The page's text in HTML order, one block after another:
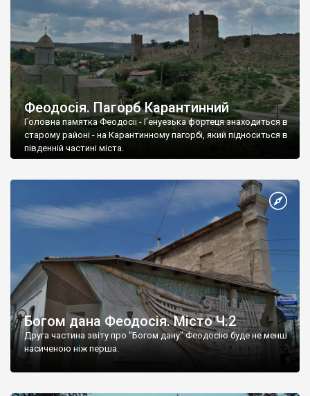
Феодосія. Пагорб Карантинний
Головна памятка Феодосії - Генуезька фортеця знаходиться в
старому районі - на Карантинному пагорбі, який підноситься в
південній частині міста.
Богом дана Феодосія. Місто Ч.2
Друга частина звіту про "Богом дану" Феодосію буде не менш
насиченою ніж перша.